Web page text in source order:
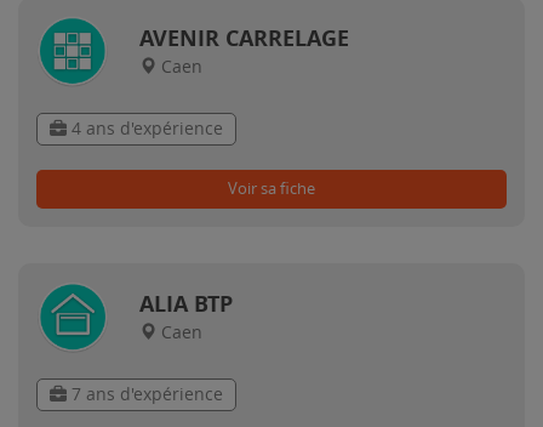
AVENIR CARRELAGE
Caen
4 ans d'expérience
Voir sa fiche
ALIA BTP
Caen
7 ans d'expérience